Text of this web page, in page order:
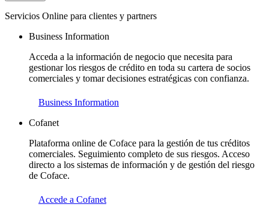
Servicios Online para clientes y partners
Business Information
Acceda a la información de negocio que necesita para
gestionar los riesgos de crédito en toda su cartera de socios
comerciales y tomar decisiones estratégicas con confianza.
Business Information
Cofanet
Plataforma online de Coface para la gestión de tus créditos
comerciales. Seguimiento completo de sus riesgos. Acceso
directo a los sistemas de información y de gestión del riesgo
de Coface.
Accede a Cofanet